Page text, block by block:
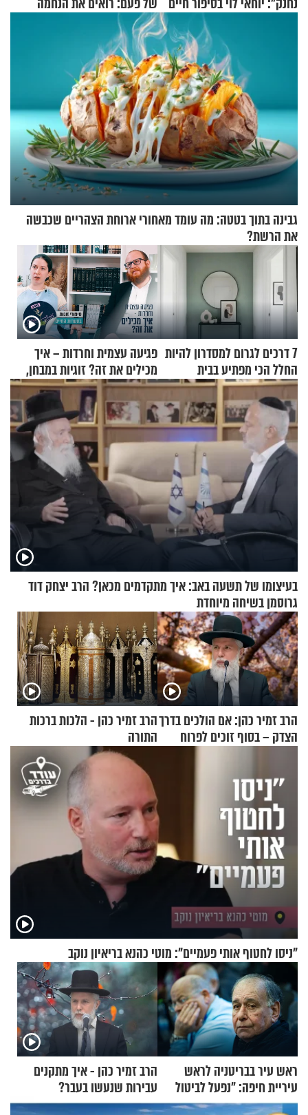
גבינה בתוך בטטה: מה עומד מאחורי ארוחת הצהריים שכבשה
את הרשת?
7 דרכים לגרום למסדרון להיות
החלל הכי מפתיע בבית
פגיעה עצמית וחרדות – איך
מכילים את זה? זוגיות במבחן,
הפעם עם יהודית ואלתר כהן
בעיצומו של תשעה באב: איך מתקדמים מכאן? הרב יצחק דוד
גרוסמן בשיחה מיוחדת
הרב זמיר כהן: אם הולכים בדרך
הצדק – בסוף זוכים לפרוח
הרב זמיר כהן - הלכות ברכות
התורה
"ניסו לחטוף אותי פעמיים": מוטי כהנא בריאיון נוקב
ראש עיר בבריטניה לראש
עיריית חיפה: ״נפעל לביטול
ברית הערים התאומות״
הרב זמיר כהן - איך מתקנים
עבירות שנעשו בעבר?